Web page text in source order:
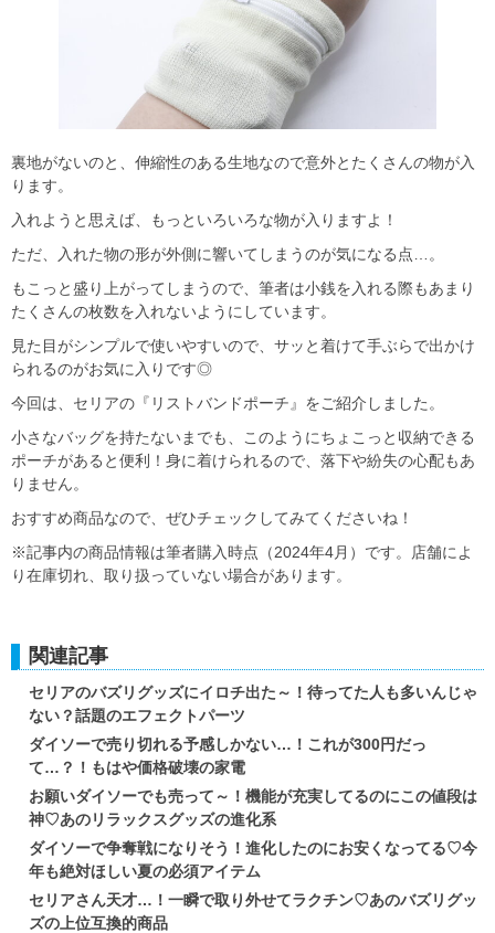
裏地がないのと、伸縮性のある生地なので意外とたくさんの物が入
ります。
入れようと思えば、もっといろいろな物が入りますよ！
ただ、入れた物の形が外側に響いてしまうのが気になる点…。
もこっと盛り上がってしまうので、筆者は小銭を入れる際もあまり
たくさんの枚数を入れないようにしています。
見た目がシンプルで使いやすいので、サッと着けて手ぶらで出かけ
られるのがお気に入りです◎
今回は、セリアの『リストバンドポーチ』をご紹介しました。
小さなバッグを持たないまでも、このようにちょこっと収納できる
ポーチがあると便利！身に着けられるので、落下や紛失の心配もあ
りません。
おすすめ商品なので、ぜひチェックしてみてくださいね！
※記事内の商品情報は筆者購入時点（2024年4月）です。店舗によ
り在庫切れ、取り扱っていない場合があります。
関連記事
セリアのバズリグッズにイロチ出た～！待ってた人も多いんじゃ
ない？話題のエフェクトパーツ
ダイソーで売り切れる予感しかない…！これが300円だっ
て…？！もはや価格破壊の家電
お願いダイソーでも売って～！機能が充実してるのにこの値段は
神♡あのリラックスグッズの進化系
ダイソーで争奪戦になりそう！進化したのにお安くなってる♡今
年も絶対ほしい夏の必須アイテム
セリアさん天才…！一瞬で取り外せてラクチン♡あのバズリグッ
ズの上位互換的商品